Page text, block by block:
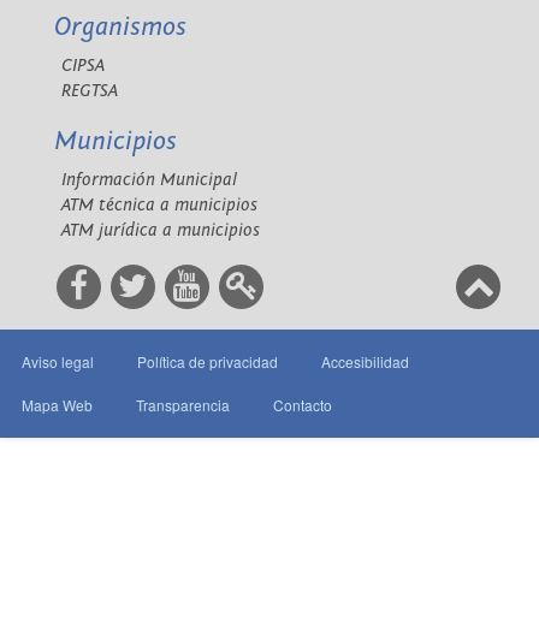
Organismos
CIPSA
REGTSA
Municipios
Información Municipal
ATM técnica a municipios
ATM jurídica a municipios
Aviso legal Política de privacidad Accesibilidad
Mapa Web Transparencia Contacto